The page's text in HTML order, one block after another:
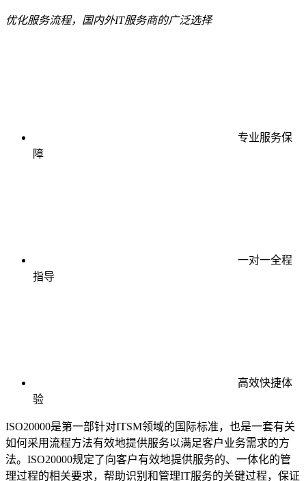
优化服务流程，国内外IT服务商的广泛选择
专业服务保
障
一对一全程
指导
高效快捷体
验
ISO20000是第一部针对ITSM领域的国际标准，也是一套有关
如何采用流程方法有效地提供服务以满足客户业务需求的方
法。ISO20000规定了向客户有效地提供服务的、一体化的管
理过程的相关要求，帮助识别和管理IT服务的关键过程，保证